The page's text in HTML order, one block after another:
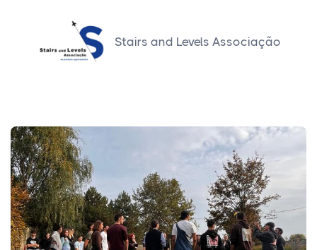
Stairs and Levels Associação